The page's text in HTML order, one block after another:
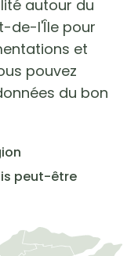
autour du
de-l'Île pour
et
pouvez
du bon
peut-être